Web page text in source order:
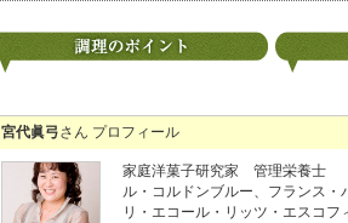
宮代眞弓さん プロフィール
家庭洋菓子研究家 管理栄養士
ル・コルドンブルー、フランス・
リ・エコール・リッツ・エスコフ